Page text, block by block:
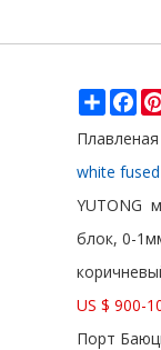
Share
white
YUTONG
блок, 0-
US $ 900-
Порт